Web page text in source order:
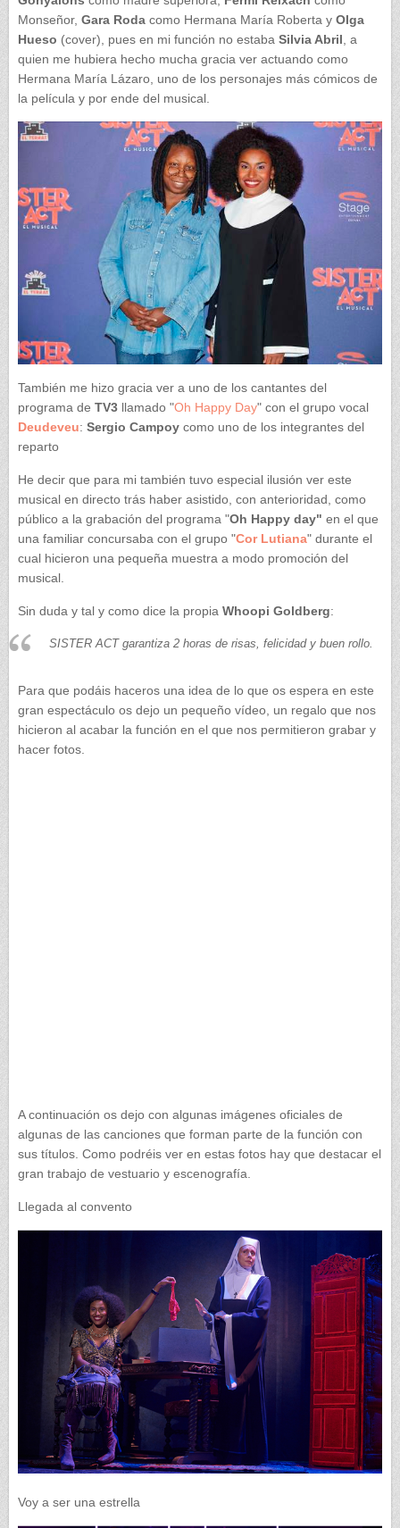
Monseñor, Gara Roda como Hermana María Roberta y Olga
Hueso (cover), pues en mi función no estaba Silvia Abril, a
quien me hubiera hecho mucha gracia ver actuando como
Hermana María Lázaro, uno de los personajes más cómicos de
la película y por ende del musical.
También me hizo gracia ver a uno de los cantantes del
programa de TV3 llamado "Oh Happy Day" con el grupo vocal
Deudeveu: Sergio Campoy como uno de los integrantes del
reparto
He decir que para mi también tuvo especial ilusión ver este
musical en directo trás haber asistido, con anterioridad, como
público a la grabación del programa "Oh Happy day" en el que
una familiar concursaba con el grupo "Cor Lutiana" durante el
cual hicieron una pequeña muestra a modo promoción del
musical.
Sin duda y tal y como dice la propia Whoopi Goldberg:
SISTER ACT garantiza 2 horas de risas, felicidad y buen rollo.
Para que podáis haceros una idea de lo que os espera en este
gran espectáculo os dejo un pequeño vídeo, un regalo que nos
hicieron al acabar la función en el que nos permitieron grabar y
hacer fotos.
A continuación os dejo con algunas imágenes oficiales de
algunas de las canciones que forman parte de la función con
sus títulos. Como podréis ver en estas fotos hay que destacar el
gran trabajo de vestuario y escenografía.
Llegada al convento
Voy a ser una estrella